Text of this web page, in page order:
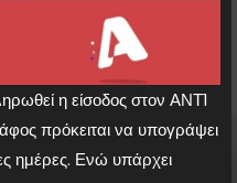
η είσοδος στον ΑΝΤ1
πρόκειται να υπογράψει
ημέρες. Ενώ υπάρχει